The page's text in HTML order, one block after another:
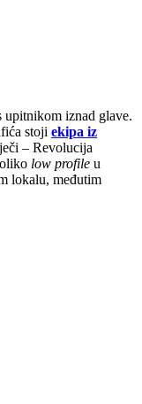
upitnikom iznad glave.
stoji ekipa iz
– Revolucija
low profile u
lokalu, međutim